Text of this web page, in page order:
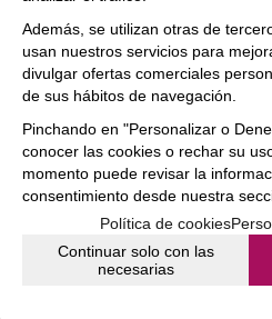
Sordina Bombardino Denis
Envío estimado en 24/48 horas
10%
234 €
IVA incluido
Además, se utilizan otras de
usan nuestros servicios para
divulgar ofertas comerciales
de sus hábitos de navegación.
Pinchando en "Personalizar o
conocer las cookies o rechar su
momento puede revisar la
consentimiento desde nuestra
Política de cookies
Continuar solo con las
necesarias